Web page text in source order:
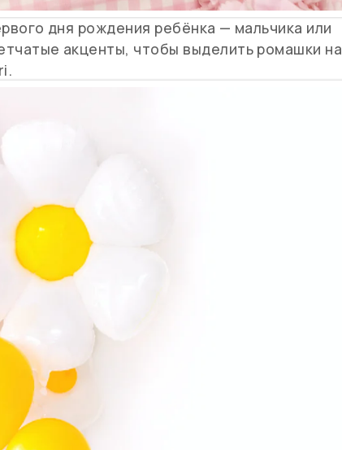
дня рождения ребёнка — мальчика или
акценты, чтобы выделить ромашки на